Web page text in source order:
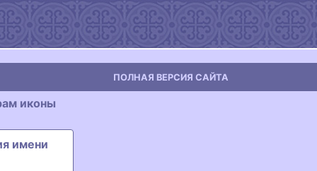
ПОЛНАЯ ВЕРСИЯ САЙТА
иконы
имени